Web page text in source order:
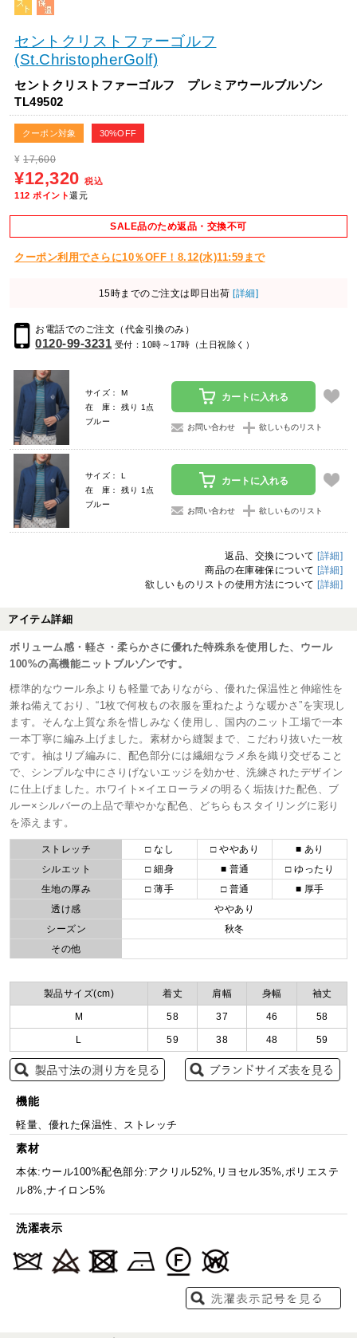
セントクリストファーゴルフ
(St.ChristopherGolf)
セントクリストファーゴルフ プレミアウールブルゾン
TL49502
クーポン対象 30%OFF
¥ 17,600
¥12,320 税込
112 ポイント還元
SALE品のため返品・交換不可
クーポン利用でさらに10％OFF！8.12(水)11:59まで
15時までのご注文は即日出荷 [詳細]
お電話でのご注文（代金引換のみ）
0120-99-3231 受付：10時～17時（土日祝除く）
サイズ： M
在 庫： 残り 1点
ブルー
カートに入れる
お問い合わせ 欲しいものリスト
サイズ： L
在 庫： 残り 1点
ブルー
カートに入れる
お問い合わせ 欲しいものリスト
返品、交換について [詳細]
商品の在庫確保について [詳細]
欲しいものリストの使用方法について [詳細]
アイテム詳細
ボリューム感・軽さ・柔らかさに優れた特殊糸を使用した、ウール
100%の高機能ニットブルゾンです。
標準的なウール糸よりも軽量でありながら、優れた保温性と伸縮性を
兼ね備えており、“1枚で何枚もの衣服を重ねたような暖かさ”を実現し
ます。そんな上質な糸を惜しみなく使用し、国内のニット工場で一本
一本丁寧に編み上げました。素材から縫製まで、こだわり抜いた一枚
です。袖はリブ編みに、配色部分には繊細なラメ糸を織り交ぜること
で、シンプルな中にさりげないエッジを効かせ、洗練されたデザイン
に仕上げました。ホワイト×イエローラメの明るく垢抜けた配色、ブ
ルー×シルバーの上品で華やかな配色、どちらもスタイリングに彩り
を添えます。
ストレッチ □ なし □ ややあり
■ あり
シルエット
□ 細身 ■ 普通
□ ゆったり
生地の厚み
□ 薄手 □ 普通
■ 厚手
透け感
ややあり
シーズン
秋冬
その他
製品サイズ(cm) 着丈 肩幅 身幅 袖丈
M 58 37 46 58
L 59 38 48 59
機能
軽量、優れた保温性、ストレッチ
素材
本体:ウール100%配色部分:アクリル52%,リヨセル35%,ポリエステ
ル8%,ナイロン5%
洗濯表示